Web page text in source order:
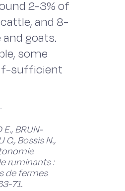
2-3% of
and 8-
goats.
some
sufficient
E., BRUN-
C., Bossis N.,
ruminants :
de fermes
71.